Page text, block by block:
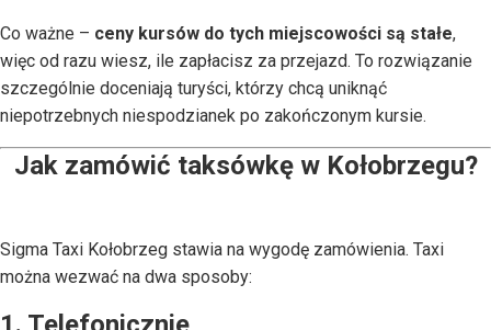
Co ważne – ceny kursów do tych miejscowości są stałe,
więc od razu wiesz, ile zapłacisz za przejazd. To rozwiązanie
szczególnie doceniają turyści, którzy chcą uniknąć
niepotrzebnych niespodzianek po zakończonym kursie.
Jak zamówić taksówkę w Kołobrzegu?
Sigma Taxi Kołobrzeg stawia na wygodę zamówienia. Taxi
można wezwać na dwa sposoby: